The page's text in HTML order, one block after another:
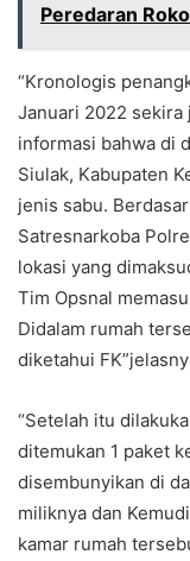
Peredaran
“Kronologis
Januari 2022 sekira
informasi bahwa di
Siulak, Kabupaten
jenis sabu.
Satresnarkoba
lokasi yang
Tim Opsnal
Didalam rumah
diketahui
“Setelah itu
ditemukan 1 paket
disembunyikan di
miliknya dan
kamar rumah